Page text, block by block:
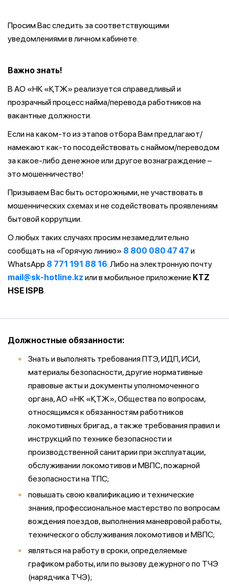
Просим Вас следить за соответствующими
уведомлениями в личном кабинете.
Важно знать!
В АО «НК «ҚТЖ» реализуется справедливый и
прозрачный процесс найма/перевода работников на
вакантные должности.
Если на каком-то из этапов отбора Вам предлагают/
намекают как-то посодействовать с наймом/переводом
за какое-либо денежное или другое вознаграждение –
это мошенничество!
Призываем Вас быть осторожными, не участвовать в
мошеннических схемах и не содействовать проявлениям
бытовой коррупции.
О любых таких случаях просим незамедлительно
сообщать на «Горячую линию» 8 800 080 47 47 и
WhatsApp 8 771 191 88 16. Либо на электронную почту
mail@sk-hotline.kz или в мобильное приложение KTZ
HSE ISPB.
Должностные обязанности:
Знать и выполнять требования ПТЭ, ИДП, ИСИ,
материалы безопасности, другие нормативные
правовые акты и документы уполномоченного
органа, АО «НК «ҚТЖ», Общества по вопросам,
относящимся к обязанностям работников
локомотивных бригад, а также требования правил и
инструкций по технике безопасности и
производственной санитарии при эксплуатации,
обслуживании локомотивов и МВПС, пожарной
безопасности на ТПС;
повышать свою квалификацию и технические
знания, профессиональное мастерство по вопросам
вождения поездов, выполнения маневровой работы,
технического обслуживания локомотивов и МВПС;
являться на работу в сроки, определяемые
графиком работы, или по вызову дежурного по ТЧЭ
(нарядчика ТЧЭ);